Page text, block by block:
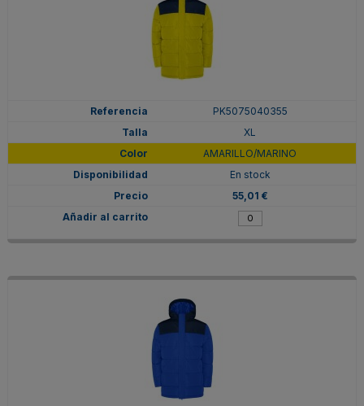
PK5075040355
XL
AMARILLO/MARINO
En stock
55,01 €